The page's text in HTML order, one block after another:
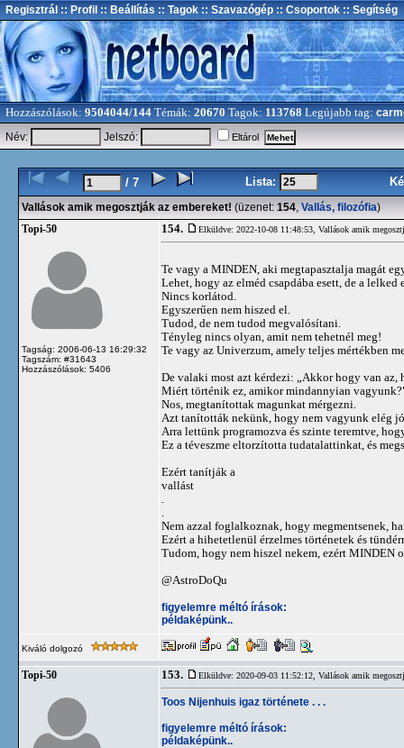
Regisztrál :: Profil :: Beállítás :: Tagok :: Szavazógép :: Csoportok :: Segítség
Hozzászólások: 9504044/144 Témák: 20670 Tagok: 113768 Legújabb tag:
Név:
Jelszó: Eltárol
/ 7 Lista:
Vallások amik megosztják az embereket! (üzenet: 154, Vallás, filozófia)
Topi-50
Tagság: 2006-06-13 16:29:32
Tagszám: #31643
Hozzászólások: 5406
154. Elküldve: 2022-10-08 11:48:53, Vallások amik
Te vagy a MINDEN, aki megtapasztalja magát
Lehet, hogy az elméd csapdába esett, de a lelked
Nincs korlátod.
Egyszerűen nem hiszed el.
Tudod, de nem tudod megvalósítani.
Tényleg nincs olyan, amit nem tehetnél meg!
Te vagy az Univerzum, amely teljes mértékben
De valaki most azt kérdezi: „Akkor hogy van az,
Miért történik ez, amikor mindannyian
Nos, megtanítottak magunkat mérgezni.
Azt tanították nekünk, hogy nem vagyunk elég
Arra lettünk programozva és szinte teremtve,
Ez a téveszme eltorzította tudatalattinkat, és
Ezért tanítják a
vallást
Nem azzal foglalkoznak, hogy megmentsenek,
Ezért a hihetetlenül érzelmes történetek és
Tudom, hogy nem hiszel nekem, ezért MINDEN
@AstroDoQu
figyelemre méltó írások:
példaképünk..
Kiváló dolgozó
Topi-50 153. Elküldve: 2020-09-03 11:52:12, Vallások amik
Toos Nijenhuis igaz története . . .
figyelemre méltó írások:
példaképünk..